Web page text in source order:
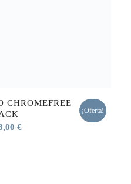
CHROMEFREE
€El
¡Oferta!